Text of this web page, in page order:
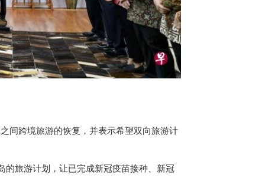
间跨境旅游的恢复，并表示希望双向旅游计
的旅游计划，让已完成新冠疫苗接种、新冠